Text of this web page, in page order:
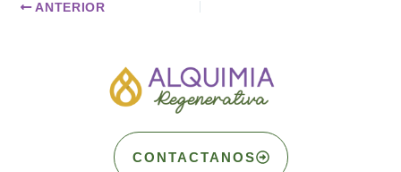
ANTERIOR
CONTACTANOS